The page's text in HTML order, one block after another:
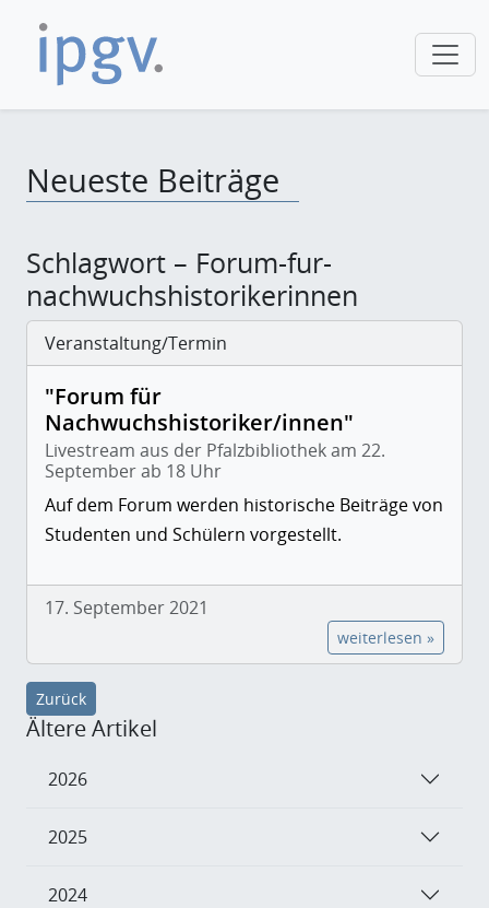
Neueste Beiträge
Schlagwort – Forum-fur-
nachwuchshistorikerinnen
Veranstaltung/Termin
"Forum für
Nachwuchshistoriker/innen"
Livestream aus der Pfalzbibliothek am 22.
September ab 18 Uhr
Auf dem Forum werden historische Beiträge von
Studenten und Schülern vorgestellt.
17. September 2021
weiterlesen »
Zurück
Ältere Artikel
2026
2025
2024